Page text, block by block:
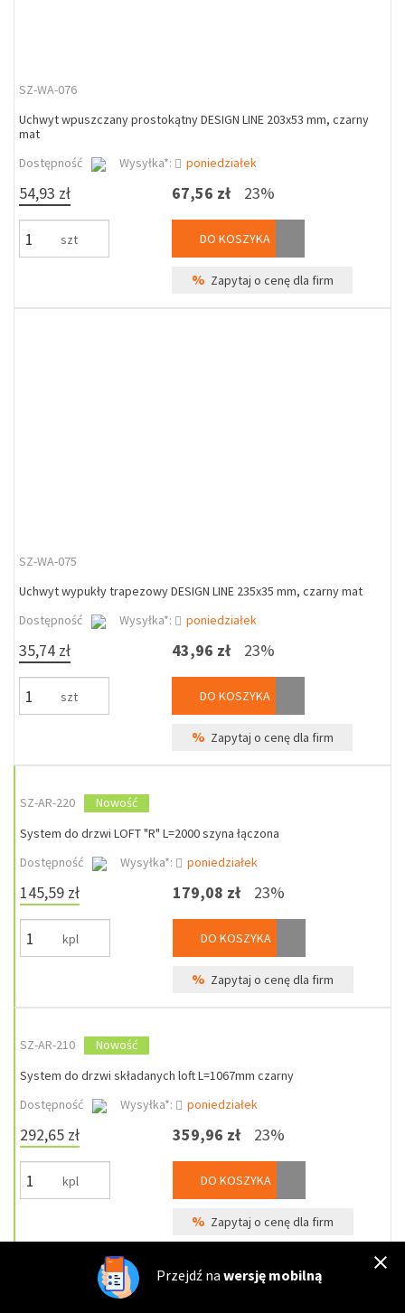
SZ-WA-076
Uchwyt wpuszczany prostokątny DESIGN LINE 203x53 mm, czarny
mat
Dostępność
Wysyłka*: poniedziałek
54,93 zł
szt
67,56 zł 23%
DO KOSZYKA
% Zapytaj o cenę dla firm
SZ-WA-075
Uchwyt wypukły trapezowy DESIGN LINE 235x35 mm, czarny mat
Dostępność
Wysyłka*: poniedziałek
35,74 zł
szt
43,96 zł 23%
DO KOSZYKA
% Zapytaj o cenę dla firm
SZ-AR-220
Nowość
System do drzwi LOFT "R" L=2000 szyna łączona
Dostępność
Wysyłka*: poniedziałek
145,59 zł
kpl
179,08 zł 23%
DO KOSZYKA
% Zapytaj o cenę dla firm
SZ-AR-210
Nowość
System do drzwi składanych loft L=1067mm czarny
Dostępność
Wysyłka*: poniedziałek
292,65 zł
kpl
359,96 zł 23%
DO KOSZYKA
% Zapytaj o cenę dla firm
Nowość
Przejdź na wersję mobilną